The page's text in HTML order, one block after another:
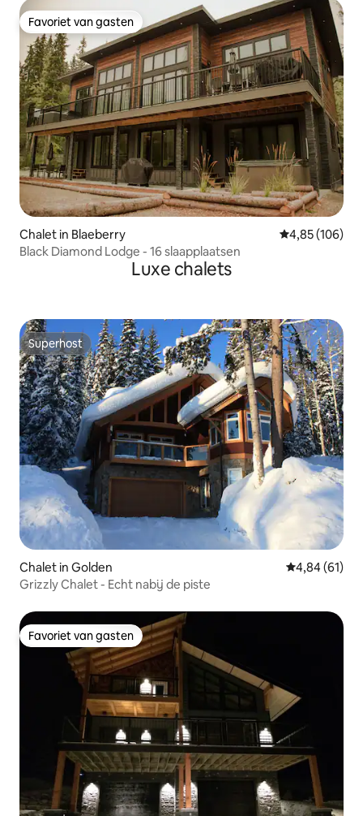
Favoriet van gasten
Favoriet van gasten
Chalet in Blaeberry Gemiddelde
4,85 (106)
Black Diamond Lodge - 16 slaapplaatsen
Luxe chalets
Superhost
Superhost
Chalet in Golden Gemiddelde
4,84 (61)
Grizzly Chalet - Echt nabij de piste
Favoriet van gasten
Favoriet van gasten